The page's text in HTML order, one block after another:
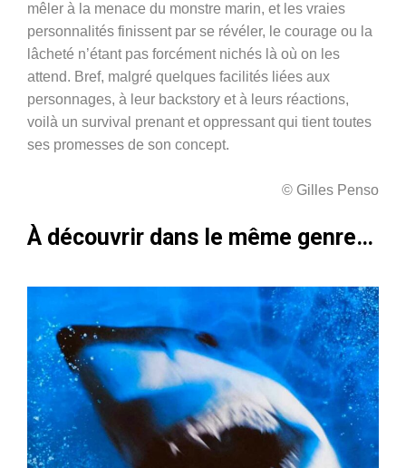
mêler à la menace du monstre marin, et les vraies
personnalités finissent par se révéler, le courage ou la
lâcheté n’étant pas forcément nichés là où on les
attend. Bref, malgré quelques facilités liées aux
personnages, à leur backstory et à leurs réactions,
voilà un survival prenant et oppressant qui tient toutes
ses promesses de son concept.
© Gilles Penso
À découvrir dans le même genre…